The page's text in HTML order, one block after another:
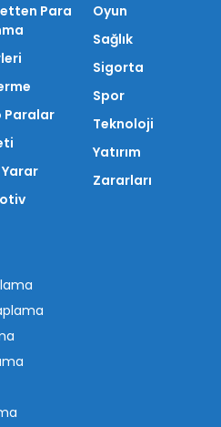
Para
Paralar
Yarar
Oyun
Sağlık
Sigorta
Spor
Teknoloji
Yatırım
Zararları